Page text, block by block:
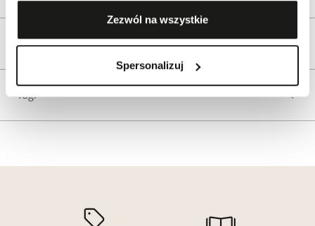
Zezwól na wszystkie
Spersonalizuj
Reklamacje i zwroty
Tagi